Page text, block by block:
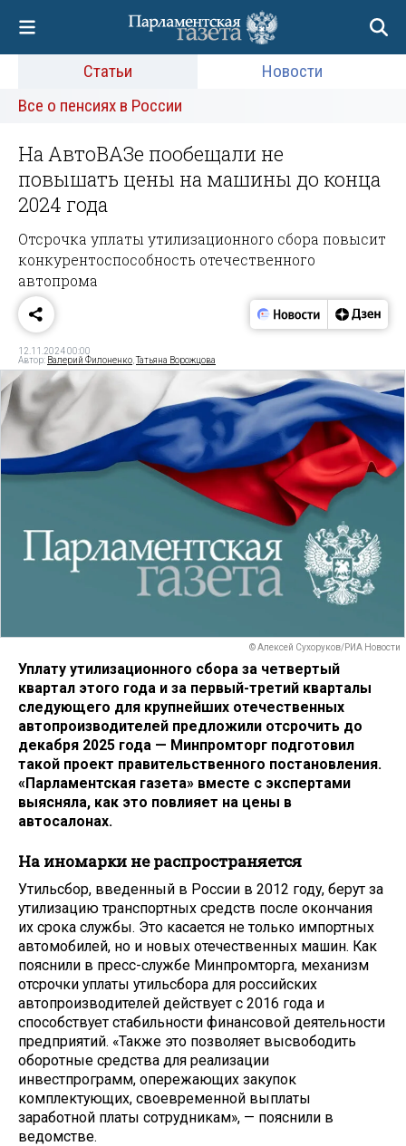
Статьи
Новости
Все о пенсиях в России
На АвтоВАЗе пообещали не
повышать цены на машины до конца
2024 года
Отсрочка уплаты утилизационного сбора повысит
конкурентоспособность отечественного
автопрома
12.11.2024 00:00
Автор: Валерий Филоненко ,Татьяна Ворожцова
© Алексей Сухоруков/РИА Новости
Уплату утилизационного сбора за четвертый
квартал этого года и за первый-третий кварталы
следующего для крупнейших отечественных
автопроизводителей предложили отсрочить до
декабря 2025 года — Минпромторг подготовил
такой проект правительственного постановления.
«Парламентская газета» вместе с экспертами
выясняла, как это повлияет на цены в
автосалонах.
На иномарки не распространяется
Утильсбор, введенный в России в 2012 году, берут за
утилизацию транспортных средств после окончания
их срока службы. Это касается не только импортных
автомобилей, но и новых отечественных машин. Как
пояснили в пресс-службе Минпромторга, механизм
отсрочки уплаты утильсбора для российских
автопроизводителей действует с 2016 года и
способствует стабильности финансовой деятельности
предприятий. «Также это позволяет высвободить
оборотные средства для реализации
инвестпрограмм, опережающих закупок
комплектующих, своевременной выплаты
заработной платы сотрудникам», — пояснили в
ведомстве.